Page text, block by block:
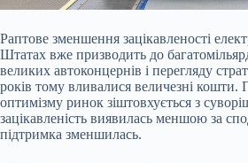
Раптове зменшення зацікавленості
Штатах вже призводить до
великих автоконцернів і перегляду
років тому вливалися величезні кошти.
оптимізму ринок зіштовхується з
зацікавленість виявилась меншою за
підтримка зменшилась.